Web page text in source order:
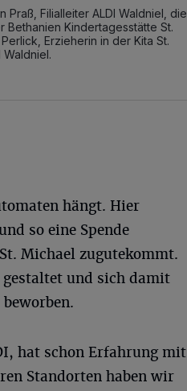
Filialleiter ALDI Waldniel, die
Bethanien Kindertagesstätte St.
Erzieherin in der Kita St.
hängt. Hier
so eine Spende
Michael zugutekommt.
gestaltet und sich damit
hat schon Erfahrung mit
Standorten haben wir